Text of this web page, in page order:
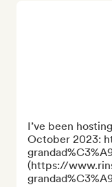
I’ve been
October 2023:
(https://